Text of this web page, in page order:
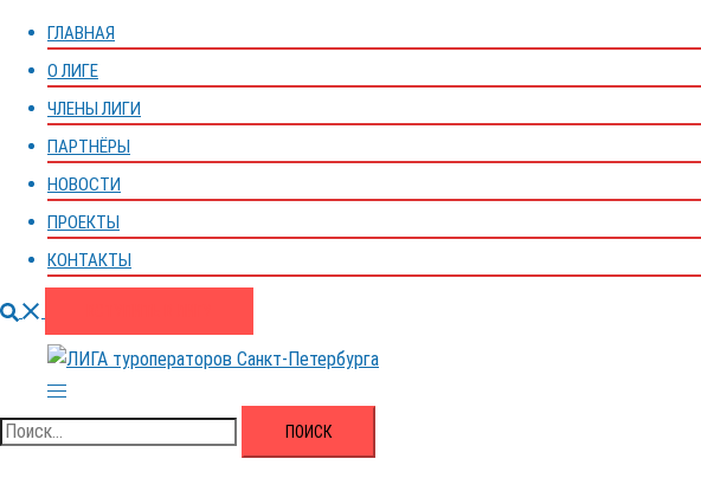
ГЛАВНАЯ
О ЛИГЕ
ЧЛЕНЫ ЛИГИ
ПАРТНЁРЫ
НОВОСТИ
ПРОЕКТЫ
КОНТАКТЫ
Поиск
Переключатель
меню
Найти: